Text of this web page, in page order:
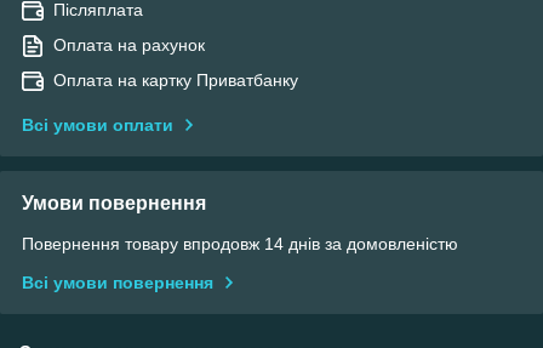
Післяплата
Оплата на рахунок
Оплата на картку Приватбанку
Всі умови оплати
Умови повернення
Повернення товару впродовж 14 днів за домовленістю
Всі умови повернення